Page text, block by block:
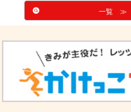
一覧 ≫